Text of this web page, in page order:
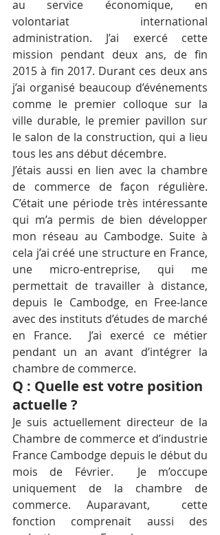
au service économique, en
volontariat international
administration. J’ai exercé cette
mission pendant deux ans, de fin
2015 à fin 2017. Durant ces deux ans
j’ai organisé beaucoup d’événements
comme le premier colloque sur la
ville durable, le premier pavillon sur
le salon de la construction, qui a lieu
tous les ans début décembre.
J’étais aussi en lien avec la chambre
de commerce de façon régulière.
C’était une période très intéressante
qui m’a permis de bien développer
mon réseau au Cambodge. Suite à
cela j’ai créé une structure en France,
une micro-entreprise, qui me
permettait de travailler à distance,
depuis le Cambodge, en Free-lance
avec des instituts d’études de marché
en France.  J’ai exercé ce métier
pendant un an avant d’intégrer la
chambre de commerce.
Q : Quelle est votre position
actuelle ?
Je suis actuellement directeur de la
Chambre de commerce et d’industrie
France Cambodge depuis le début du
mois de Février.  Je m’occupe
uniquement de la chambre de
commerce. Auparavant,  cette
fonction comprenait aussi des